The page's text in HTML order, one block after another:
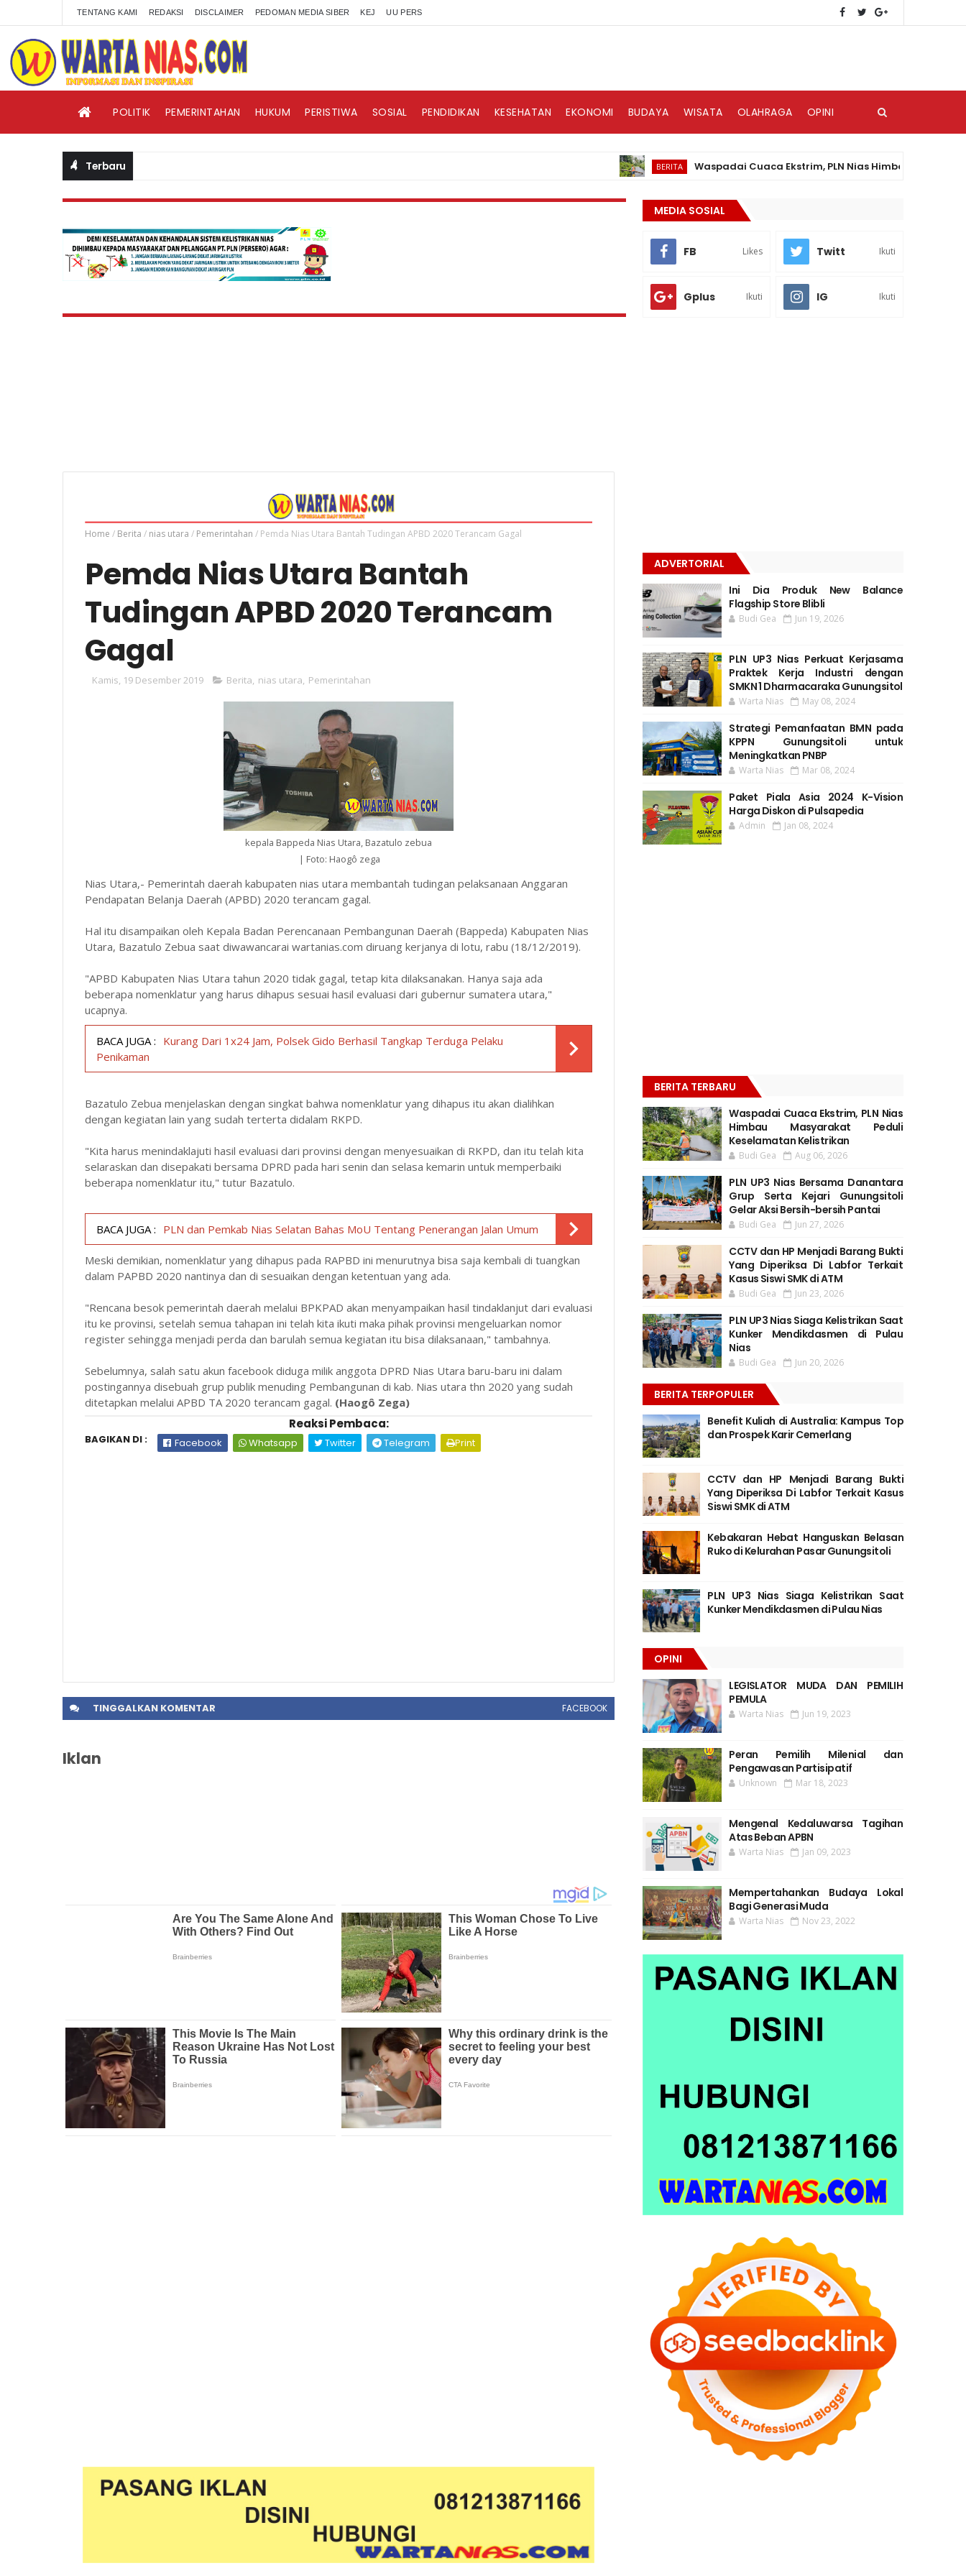
TENTANG KAMI REDAKSI DISCLAIMER PEDOMAN MEDIA SIBER KEJ UU PERS
POLITIK PEMERINTAHAN HUKUM PERISTIWA SOSIAL PENDIDIKAN KESEHATAN EKONOMI BUDAYA WISATA OLAHRAGA OPINI
Terbaru BERITA Waspadai Cuaca Ekstrim, PLN Nias Himbau Masyarakat
Home / Berita / nias utara / Pemerintahan / Pemda Nias Utara Bantah Tudingan APBD 2020 Terancam Gagal
Pemda Nias Utara Bantah
Tudingan APBD 2020 Terancam
Gagal
Kamis, 19 Desember 2019 Berita nias utara Pemerintahan
kepala Bappeda Nias Utara, Bazatulo zebua
| Foto: Haogô zega
Nias Utara,- Pemerintah daerah kabupaten nias utara membantah tudingan pelaksanaan Anggaran
Pendapatan Belanja Daerah (APBD) 2020 terancam gagal.
Hal itu disampaikan oleh Kepala Badan Perencanaan Pembangunan Daerah (Bappeda) Kabupaten Nias
Utara, Bazatulo Zebua saat diwawancarai wartanias.com diruang kerjanya di lotu, rabu (18/12/2019).
"APBD Kabupaten Nias Utara tahun 2020 tidak gagal, tetap kita dilaksanakan. Hanya saja ada
beberapa nomenklatur yang harus dihapus sesuai hasil evaluasi dari gubernur sumatera utara,"
ucapnya.
BACA JUGA : Kurang Dari 1x24 Jam, Polsek Gido Berhasil Tangkap Terduga Pelaku
Penikaman
Bazatulo Zebua menjelaskan dengan singkat bahwa nomenklatur yang dihapus itu akan dialihkan
dengan kegiatan lain yang sudah terterta didalam RKPD.
"Kita harus menindaklajuti hasil evaluasi dari provinsi dengan menyesuaikan di RKPD, dan itu telah kita
selaraskan dan disepakati bersama DPRD pada hari senin dan selasa kemarin untuk memperbaiki
beberapa nomenklatur itu," tutur Bazatulo.
BACA JUGA : PLN dan Pemkab Nias Selatan Bahas MoU Tentang Penerangan Jalan Umum
Meski demikian, nomenklatur yang dihapus pada RAPBD ini menurutnya bisa saja kembali di tuangkan
dalam PAPBD 2020 nantinya dan di sesuaikan dengan ketentuan yang ada.
"Rencana besok pemerintah daerah melalui BPKPAD akan menyampaikan hasil tindaklanjut dari evaluasi
itu ke provinsi, setelah semua tahapan ini telah kita ikuti maka pihak provinsi mengeluarkan nomor
register sehingga menjadi perda dan barulah semua kegiatan itu bisa dilaksanaan," tambahnya.
Sebelumnya, salah satu akun facebook diduga milik anggota DPRD Nias Utara baru-baru ini dalam
postingannya disebuah grup publik menuding Pembangunan di kab. Nias utara thn 2020 yang sudah
ditetapkan melalui APBD TA 2020 terancam gagal. (Haogô Zega)
Reaksi Pembaca:
BAGIKAN DI : Facebook Whatsapp Twitter Telegram Print
TINGGALKAN KOMENTAR FACEBOOK
Iklan
MEDIA SOSIAL
FB Likes Twitt Ikuti
Gplus Ikuti IG Ikuti
ADVERTORIAL
Ini Dia Produk New Balance
Flagship Store Blibli
Budi Gea Jun 19, 2026
PLN UP3 Nias Perkuat Kerjasama
Praktek Kerja Industri dengan
SMKN 1 Dharmacaraka Gunungsitol
Warta Nias May 08, 2024
Strategi Pemanfaatan BMN pada
KPPN Gunungsitoli untuk
Meningkatkan PNBP
Warta Nias Mar 08, 2024
Paket Piala Asia 2024 K-Vision
Harga Diskon di Pulsapedia
Admin Jan 08, 2024
BERITA TERBARU
Waspadai Cuaca Ekstrim, PLN Nias
Himbau Masyarakat Peduli
Keselamatan Kelistrikan
Budi Gea Aug 06, 2026
PLN UP3 Nias Bersama Danantara
Grup Serta Kejari Gunungsitoli
Gelar Aksi Bersih-bersih Pantai
Budi Gea Jun 27, 2026
CCTV dan HP Menjadi Barang Bukti
Yang Diperiksa Di Labfor Terkait
Kasus Siswi SMK di ATM
Budi Gea Jun 23, 2026
PLN UP3 Nias Siaga Kelistrikan Saat
Kunker Mendikdasmen di Pulau
Nias
Budi Gea Jun 20, 2026
BERITA TERPOPULER
Benefit Kuliah di Australia: Kampus Top
dan Prospek Karir Cemerlang
CCTV dan HP Menjadi Barang Bukti
Yang Diperiksa Di Labfor Terkait Kasus
Siswi SMK di ATM
Kebakaran Hebat Hanguskan Belasan
Ruko di Kelurahan Pasar Gunungsitoli
PLN UP3 Nias Siaga Kelistrikan Saat
Kunker Mendikdasmen di Pulau Nias
OPINI
LEGISLATOR MUDA DAN PEMILIH
PEMULA
Warta Nias Jun 19, 2023
Peran Pemilih Milenial dan
Pengawasan Partisipatif
Unknown Mar 18, 2023
Mengenal Kedaluwarsa Tagihan
Atas Beban APBN
Warta Nias Jan 09, 2023
Mempertahankan Budaya Lokal
Bagi Generasi Muda
Warta Nias Nov 23, 2022